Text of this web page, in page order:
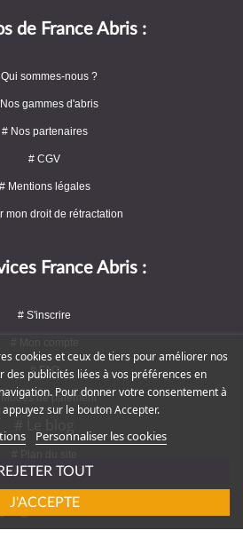
de France Abris :
sommes-nous ?
gammes d'abris
# Nos partenaires
# CGV
# Mentions légales
mon droit de rétractation
France Abris :
# S'inscrire
# FAQ
de paiement
nous !
cookies et ceux de tiers pour améliorer nos
des publicités liées à vos préférences en
Pour donner votre consentement à
sur le bouton Accepter.
Personnaliser les cookies
REJETER TOUT
J'ACCEPTE